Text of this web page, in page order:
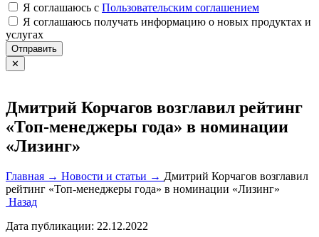
Я соглашаюсь c Пользовательским соглашением
Я соглашаюсь получать информацию о новых продуктах и
услугах
Отправить
✕
Дмитрий Корчагов возглавил рейтинг
«Топ-менеджеры года» в номинации
«Лизинг»
Главная → Новости и статьи → Дмитрий Корчагов возглавил
рейтинг «Топ-менеджеры года» в номинации «Лизинг»
Назад
Дата публикации: 22.12.2022